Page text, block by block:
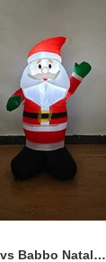
Babbo Natale floccato vs Babbo Natale soffiato vs Babbo Natale gonfiabile: guida completa all'acquisto per il 2026